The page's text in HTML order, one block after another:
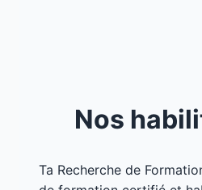
Nos
Ta Recherche de